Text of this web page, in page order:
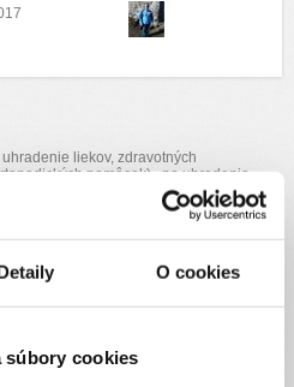
O cookies
súbory cookies
liekov, zdravotných
pomôcok) , na uhradenie
v škole.